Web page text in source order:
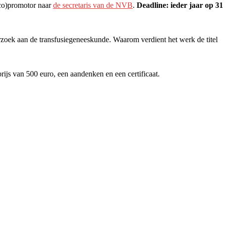
naar de secretaris van de NVB. Deadline: ieder jaar op 31
aan de transfusiegeneeskunde. Waarom verdient het werk de titel
van 500 euro, een aandenken en een certificaat.